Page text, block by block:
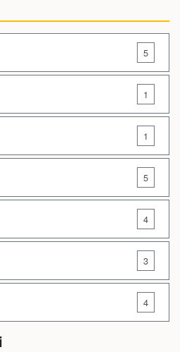
5
1
1
5
4
3
4